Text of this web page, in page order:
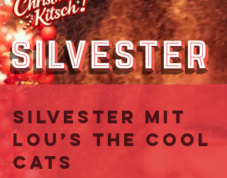
Silvester mit
Lou’s THE COOL
CATS